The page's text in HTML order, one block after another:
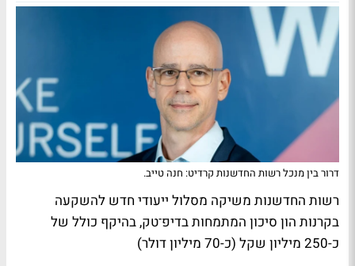
דרור בין מנכל רשות החדשנות קרדיט: חנה טייב.
רשות החדשנות משיקה מסלול ייעודי חדש להשקעה
בקרנות הון סיכון המתמחות בדיפ־טק, בהיקף כולל של
כ-250 מיליון שקל (כ-70 מיליון דולר)